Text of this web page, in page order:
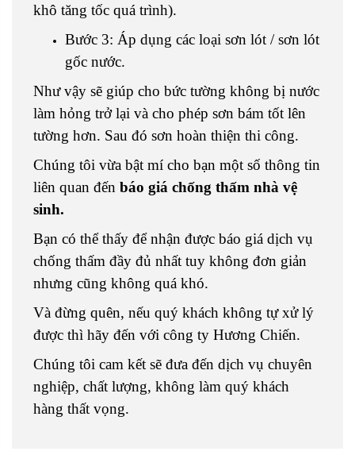
khô tăng tốc quá trình).
Bước 3: Áp dụng các loại sơn lót / sơn lót
gốc nước.
Như vậy sẽ giúp cho bức tường không bị nước
làm hỏng trở lại và cho phép sơn bám tốt lên
tường hơn. Sau đó sơn hoàn thiện thi công.
Chúng tôi vừa bật mí cho bạn một số thông tin
liên quan đến báo giá chống thấm nhà vệ
sinh.
Bạn có thể thấy để nhận được báo giá dịch vụ
chống thấm đầy đủ nhất tuy không đơn giản
nhưng cũng không quá khó.
Và đừng quên, nếu quý khách không tự xử lý
được thì hãy đến với công ty Hương Chiến.
Chúng tôi cam kết sẽ đưa đến dịch vụ chuyên
nghiệp, chất lượng, không làm quý khách
hàng thất vọng.